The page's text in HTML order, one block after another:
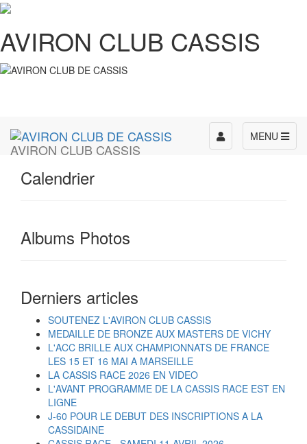
AVIRON CLUB CASSIS
AVIRON CLUB CASSIS
MENU
Toggle
navigation
Calendrier
Albums Photos
Derniers articles
SOUTENEZ L'AVIRON CLUB CASSIS
MEDAILLE DE BRONZE AUX MASTERS DE VICHY
L'ACC BRILLE AUX CHAMPIONNATS DE FRANCE
LES 15 ET 16 MAI A MARSEILLE
LA CASSIS RACE 2026 EN VIDEO
L'AVANT PROGRAMME DE LA CASSIS RACE EST EN
LIGNE
J-60 POUR LE DEBUT DES INSCRIPTIONS A LA
CASSIDAINE